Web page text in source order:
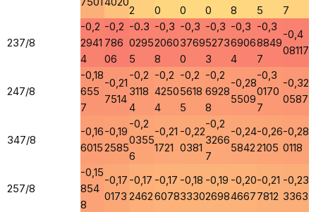
2
0
0
0
8
5
7
237/8
-0,2
2941
4
-0,2
786
06
-0.3
0295
5
-0,3
2060
8
-0,3
3769
0
-0,3
5273
3
-0,3
6906
4
-0,3
8849
7
-0,4
08117
247/8
-0,18
655
7
-0,21
7514
-0,2
3118
4
-0,2
4250
4
-0,2
5618
5
-0,2
6928
8
-0,28
5509
-0,3
0170
7
-0,32
0587
347/8
-0,16
6015
-0,19
2585
-0,2
0355
6
-0,21
1721
-0,22
0381
-0,2
3266
7
-0,24
5842
-0,26
2105
-0,28
0118
257/8
-0,15
854
8
-0,17
0173
-0,17
2462
-0,17
6078
-0,18
3330
-0,19
2698
-0,20
4667
-0,21
7812
-0,23
3363